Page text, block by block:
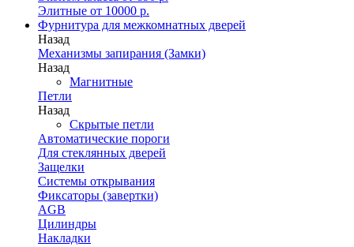
Элитные от 10000 р.
Фурнитура для межкомнатных дверей
Назад
Механизмы запирания (Замки)
Назад
Магнитные
Петли
Назад
Скрытые петли
Автоматические пороги
Для стеклянных дверей
Защелки
Системы открывания
Фиксаторы (завертки)
AGB
Цилиндры
Накладки